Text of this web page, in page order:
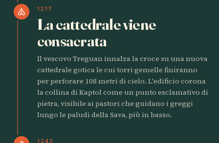
church 1217
La cattedrale viene
consacrata
Il vescovo Treguan innalza la croce su una nuova
cattedrale gotica le cui torri gemelle finiranno
per perforare 108 metri di cielo. L'edificio corona
la collina di Kaptol come un punto esclamativo di
pietra, visibile ai pastori che guidano i greggi
lungo le paludi della Sava, più in basso.
1242